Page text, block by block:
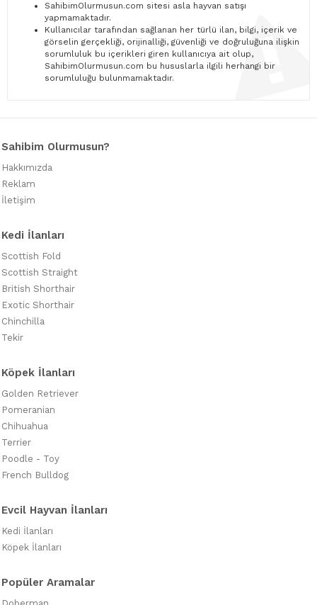
SahibimOlurmusun.com sitesi asla hayvan satışı
yapmamaktadır.
Kullanıcılar tarafından sağlanan her türlü ilan, bilgi, içerik ve
görselin gerçekliği, orijinalliği, güvenliği ve doğruluğuna ilişkin
sorumluluk bu içerikleri giren kullanıcıya ait olup,
SahibimOlurmusun.com bu hususlarla ilgili herhangi bir
sorumluluğu bulunmamaktadır.
Sahibim Olurmusun?
Hakkımızda
Reklam
İletişim
Kedi İlanları
Scottish Fold
Scottish Straight
British Shorthair
Exotic Shorthair
Chinchilla
Tekir
Köpek İlanları
Golden Retriever
Pomeranian
Chihuahua
Terrier
Poodle - Toy
French Bulldog
Evcil Hayvan İlanları
Kedi İlanları
Köpek İlanları
Popüler Aramalar